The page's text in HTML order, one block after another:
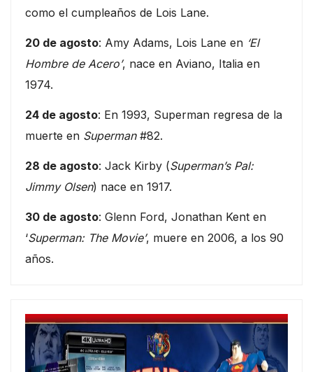
como el cumpleaños de Lois Lane.
20 de agosto: Amy Adams, Lois Lane en ‘El
Hombre de Acero’, nace en Aviano, Italia en
1974.
24 de agosto: En 1993, Superman regresa de la
muerte en Superman#82.
28 de agosto: Jack Kirby (Superman’s Pal:
Jimmy Olsen) nace en 1917.
30 de agosto: Glenn Ford, Jonathan Kent en
‘Superman: The Movie’, muere en 2006, a los 90
años.